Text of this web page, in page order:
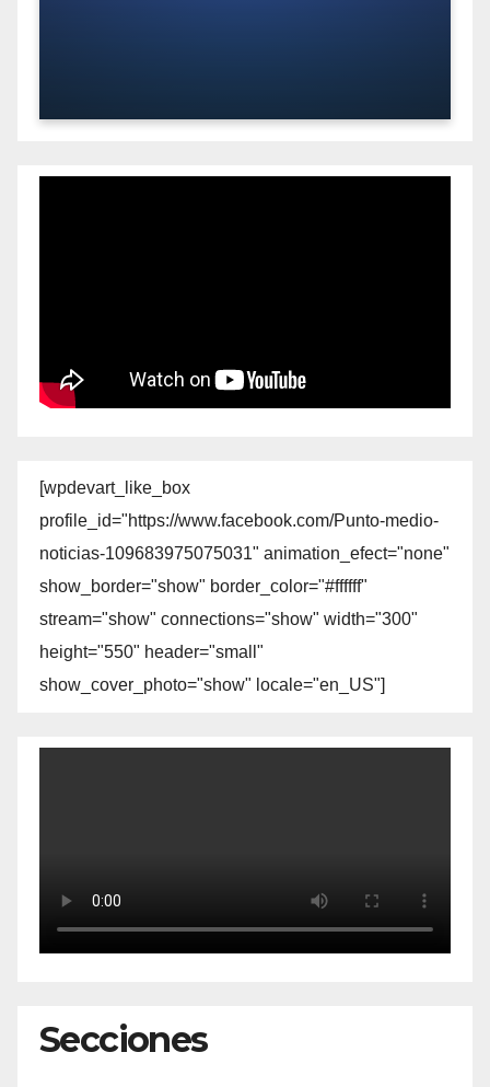
[wpdevart_like_box
profile_id="https://www.facebook.com/Punto-medio-
noticias-109683975075031" animation_efect="none"
show_border="show" border_color="#ffffff"
stream="show" connections="show" width="300"
height="550" header="small"
show_cover_photo="show" locale="en_US"]
Secciones